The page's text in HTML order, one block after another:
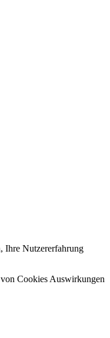
Ihre Nutzererfahrung
Cookies Auswirkungen